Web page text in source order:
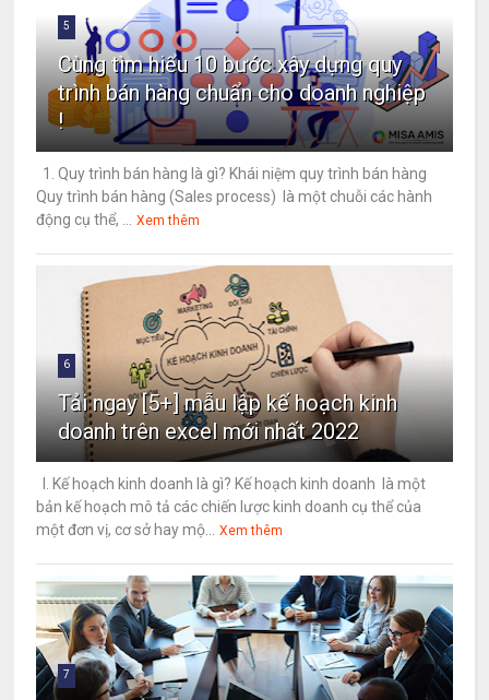
5
Cùng tìm hiểu 10 bước xây dựng quy
trình bán hàng chuẩn cho doanh nghiệp
!
1. Quy trình bán hàng là gì? Khái niệm quy trình bán hàng
Quy trình bán hàng (Sales process) là một chuỗi các hành
động cụ thể, ...
Xem thêm
6
Tải ngay [5+] mẫu lập kế hoạch kinh
doanh trên excel mới nhất 2022
I. Kế hoạch kinh doanh là gì? Kế hoạch kinh doanh là một
bản kế hoạch mô tả các chiến lược kinh doanh cụ thể của
một đơn vị, cơ sở hay mộ...
Xem thêm
7